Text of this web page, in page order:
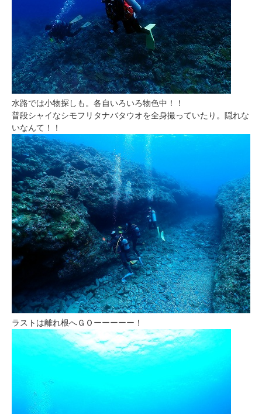
水路では小物探しも。各自いろいろ物色中！！
普段シャイなシモフリタナバタウオを全身撮っていたり。隠れな
いなんて！！
ラストは離れ根へＧＯーーーーー！